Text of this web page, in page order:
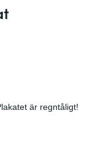
är regntåligt!